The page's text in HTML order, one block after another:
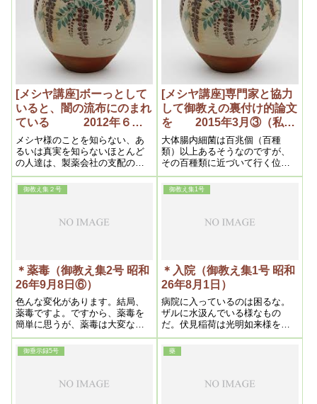
[メシヤ講座]ボーっとして
いると、闇の流布にのまれ
ている 2012年６月
①
メシヤ様のことを知らない、あ
るいは真実を知らないほとんど
の人達は、製薬会社の支配の下
に生活をしている、ということ
になってきます。大変恐ろしい
現代の中に生きているんだとい
て、このように話されていると
[メシヤ講座]専門家と協力
して御教えの裏付け的論文
を 2015年3月③（私達
の学び目からウロコの内容
より）
大体腸内細菌は百兆個（百種
類）以上あるそうなのですが、
その百種類に近づいて行く位の
菌を持っておかないといけない
のです。最近の治療では人の細
菌をもらって腸に移します。女
えてくると肌が綺麗になるそう
御教え集２号
＊薬毒（御教え集2号 昭和
26年9月8日⑥）
色んな変化があります。結局、
薬毒ですよ。ですから、薬毒を
簡単に思うが、薬毒は大変なも
のです。私は浄霊始めてから二
十年になるが、未だ解決しな
い。今でも毎日やってま
御教え集1号
＊入院（御教え集1号 昭和
26年8月1日）
病院に入っているのは困るな。
ザルに水汲んでいる様なもの
だ。伏見稲荷は光明如来様をお
祭りしてから、一年位経ってか
ら、お帰り願うという様にすれ
ばいい。しかし大体薬毒はお医
られた所にいては命をなくする
御垂示録5号 藥